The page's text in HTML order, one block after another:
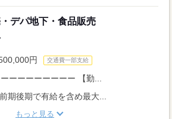
デパ地下・食品販売
円 交通費一部支給
ーーーーーーーー 【勤...
期後期で有給を含め最大...
もっと見る